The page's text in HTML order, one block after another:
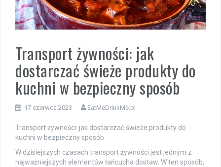
Transport żywności: jak
dostarczać świeże produkty do
kuchni w bezpieczny sposób
17 czerwca 2023 EatMeDrinkMe.pl
Transport żywności: jak dostarczać świeże produkty do
kuchni w bezpieczny sposób
W dzisiejszych czasach transport żywności jest jednym z
najważniejszych elementów łańcucha dostaw. W ten sposób,